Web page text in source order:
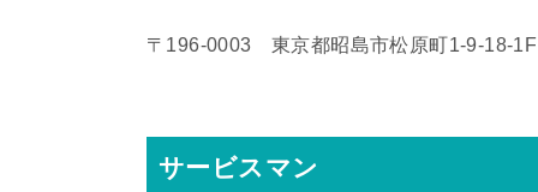
〒196-0003 東京都昭島市松原町1-9‐18‐1F
サービスマン